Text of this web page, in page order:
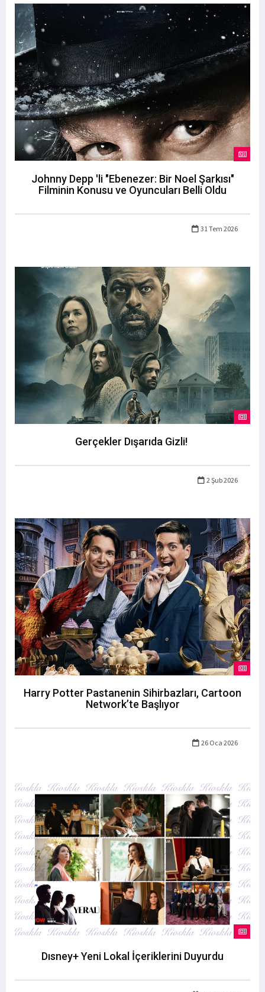
Johnny Depp 'li "Ebenezer: Bir Noel Şarkısı"
Filminin Konusu ve Oyuncuları Belli Oldu
31 Tem 2026
Gerçekler Dışarıda Gizli!
2 Şub 2026
Harry Potter Pastanenin Sihirbazları, Cartoon
Network’te Başlıyor
26 Oca 2026
Dısney+ Yeni Lokal İçeriklerini Duyurdu